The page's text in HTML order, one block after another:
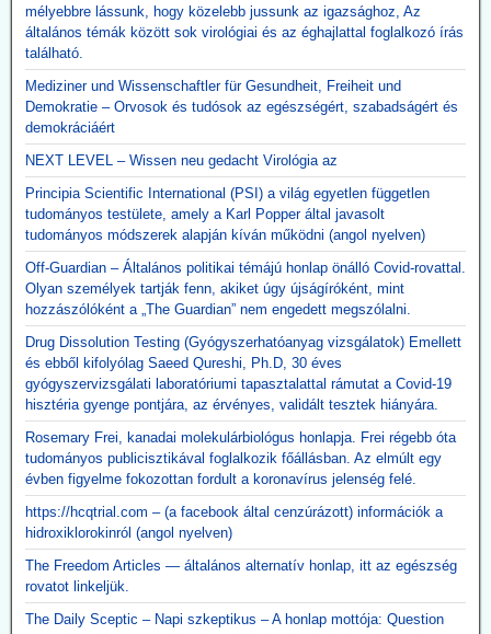
mélyebbre lássunk, hogy közelebb jussunk az igazsághoz, Az
általános témák között sok virológiai és az éghajlattal foglalkozó írás
található.
Mediziner und Wissenschaftler für Gesundheit, Freiheit und
Demokratie – Orvosok és tudósok az egészségért, szabadságért és
demokráciáért
NEXT LEVEL – Wissen neu gedacht Virológia az
Principia Scientific International (PSI) a világ egyetlen független
tudományos testülete, amely a Karl Popper által javasolt
tudományos módszerek alapján kíván működni (angol nyelven)
Off-Guardian – Általános politikai témájú honlap önálló Covid-rovattal.
Olyan személyek tartják fenn, akiket úgy újságíróként, mint
hozzászólóként a „The Guardian” nem engedett megszólalni.
Drug Dissolution Testing (Gyógyszerhatóanyag vizsgálatok) Emellett
és ebből kifolyólag Saeed Qureshi, Ph.D, 30 éves
gyógyszervizsgálati laboratóriumi tapasztalattal rámutat a Covid-19
hisztéria gyenge pontjára, az érvényes, validált tesztek hiányára.
Rosemary Frei, kanadai molekulárbiológus honlapja. Frei régebb óta
tudományos publicisztikával foglalkozik főállásban. Az elmúlt egy
évben figyelme fokozottan fordult a koronavírus jelenség felé.
https://hcqtrial.com – (a facebook által cenzúrázott) információk a
hidroxiklorokinról (angol nyelven)
The Freedom Articles — általános alternatív honlap, itt az egészség
rovatot linkeljük.
The Daily Sceptic – Napi szkeptikus – A honlap mottója: Question